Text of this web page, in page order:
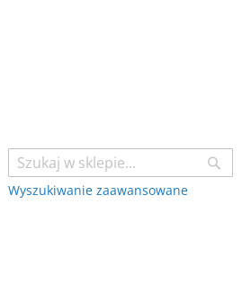
Wyszukiwanie zaawansowane
Twój koszyk